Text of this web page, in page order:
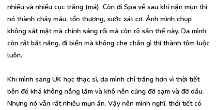
nhiều và nhiều cục trắng (má). Còn đi Spa về sau khi nặn mụn thì
nó thành chảy máu, tổn thương, xước xát cơ. Ảnh mình chụp
không sát mặt mà chỉnh sáng rồi mà còn rõ sần thế này. Da mình
còn rất bắt nắng, đi biển mà không che chắn gì thì thành tôm luộc
luôn.
Khi mình sang UK học thạc sĩ, da mình chỉ trắng hơn vì thời tiết
bên đó khá không nắng lắm và khô nên cũng đỡ sạm và đỡ dầu.
Nhưng nó vẫn rất nhiều mụn ẩn. Vậy nên mình nghĩ, thới tiết có